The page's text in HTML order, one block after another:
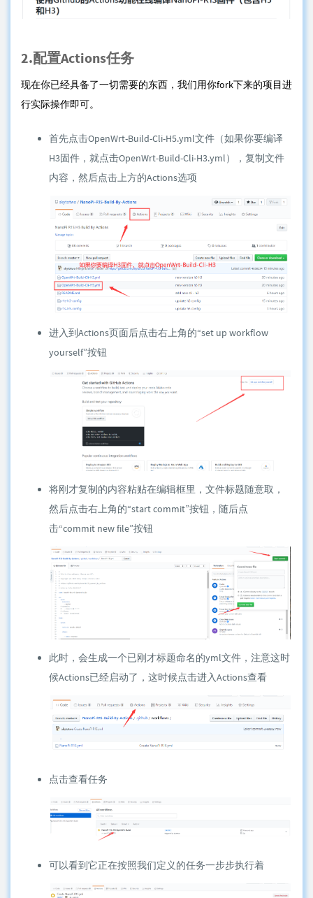
2.配置Actions任务
现在你已经具备了一切需要的东西，我们用你fork下来的项目进
行实际操作即可。
首先点击OpenWrt-Build-Cli-H5.yml文件（如果你要编译
H3固件，就点击OpenWrt-Build-Cli-H3.yml），复制文件
内容，然后点击上方的Actions选项
进入到Actions页面后点击右上角的“set up workflow
yourself”按钮
将刚才复制的内容粘贴在编辑框里，文件标题随意取，
然后点击右上角的“start commit”按钮，随后点
击“commit new file”按钮
此时，会生成一个已刚才标题命名的yml文件，注意这时
候Actions已经启动了，这时候点击进入Actions查看
点击查看任务
可以看到它正在按照我们定义的任务一步步执行着